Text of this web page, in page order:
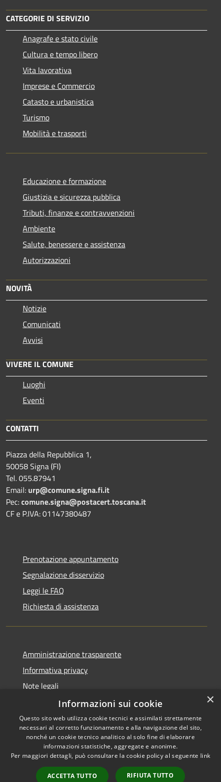
CATEGORIE DI SERVIZIO
Anagrafe e stato civile
Cultura e tempo libero
Vita lavorativa
Imprese e Commercio
Catasto e urbanistica
Turismo
Mobilità e trasporti
Educazione e formazione
Giustizia e sicurezza pubblica
Tributi, finanze e contravvenzioni
Ambiente
Salute, benessere e assistenza
Autorizzazioni
NOVITÀ
Notizie
Comunicati
Avvisi
VIVERE IL COMUNE
Luoghi
Eventi
CONTATTI
Piazza della Repubblica 1,
50058 Signa (FI)
Tel. 055.87941
Email: urp@comune.signa.fi.it
Pec:comune.signa@postacert.toscana.it
CF e P.IVA: 01147380487
Prenotazione appuntamento
Segnalazione disservizio
Leggi le FAQ
Richiesta di assistenza
Amministrazione trasparente
Informativa privacy
Note legali
Dichiarazione di accessibilità
RSS
Accessibilità
Copyright © 2026 • Comune di
Signa • Powered by
Municipium•
Accesso
×
Informazioni sui cookie
Questo sito web utilizza cookie tecnici e assimilati strettamente
necessari al corretto funzionamento e alla navigazione del sito,
nonché un cookie tecnico analitico al solo fine di elaborare
informazioni statistiche, aggregate e anonime.
Per maggiori dettagli, può consultare la cookie policy al seguente link
ACCETTA TUTTO RIFIUTA TUTTO